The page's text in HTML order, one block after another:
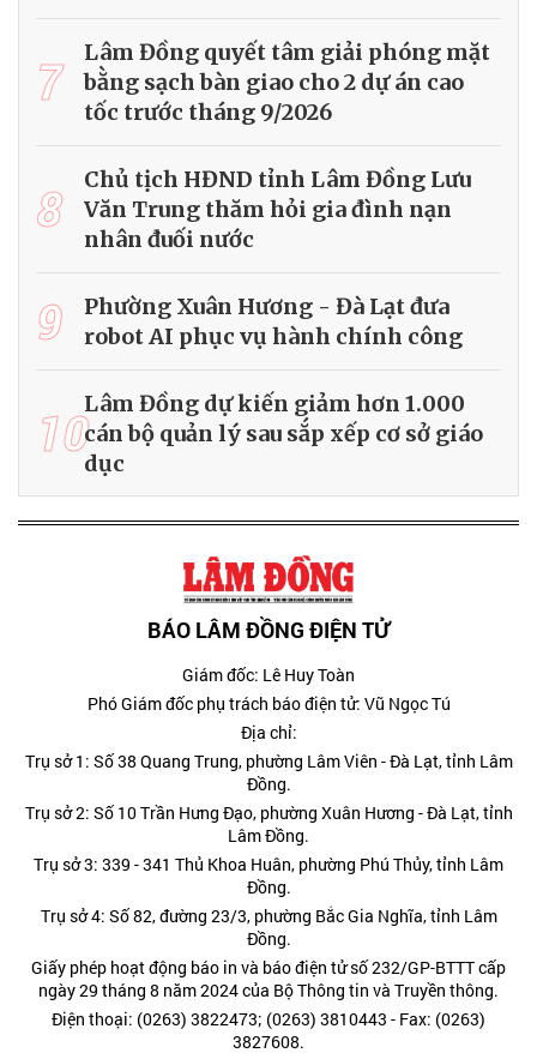
7
Lâm Đồng quyết tâm giải phóng mặt
bằng sạch bàn giao cho 2 dự án cao
tốc trước tháng 9/2026
8
Chủ tịch HĐND tỉnh Lâm Đồng Lưu
Văn Trung thăm hỏi gia đình nạn
nhân đuối nước
9
Phường Xuân Hương - Đà Lạt đưa
robot AI phục vụ hành chính công
10Lâm Đồng dự kiến giảm hơn 1.000
cán bộ quản lý sau sắp xếp cơ sở giáo
dục
BÁO LÂM ĐỒNG ĐIỆN TỬ
Giám đốc: Lê Huy Toàn
Phó Giám đốc phụ trách báo điện tử: Vũ Ngọc Tú
Địa chỉ:
Trụ sở 1: Số 38 Quang Trung, phường Lâm Viên - Đà Lạt, tỉnh Lâm
Đồng.
Trụ sở 2: Số 10 Trần Hưng Đạo, phường Xuân Hương - Đà Lạt, tỉnh
Lâm Đồng.
Trụ sở 3: 339 - 341 Thủ Khoa Huân, phường Phú Thủy, tỉnh Lâm
Đồng.
Trụ sở 4: Số 82, đường 23/3, phường Bắc Gia Nghĩa, tỉnh Lâm
Đồng.
Giấy phép hoạt động báo in và báo điện tử số 232/GP-BTTT cấp
ngày 29 tháng 8 năm 2024 của Bộ Thông tin và Truyền thông.
Điện thoại: (0263) 3822473; (0263) 3810443 - Fax: (0263)
3827608.